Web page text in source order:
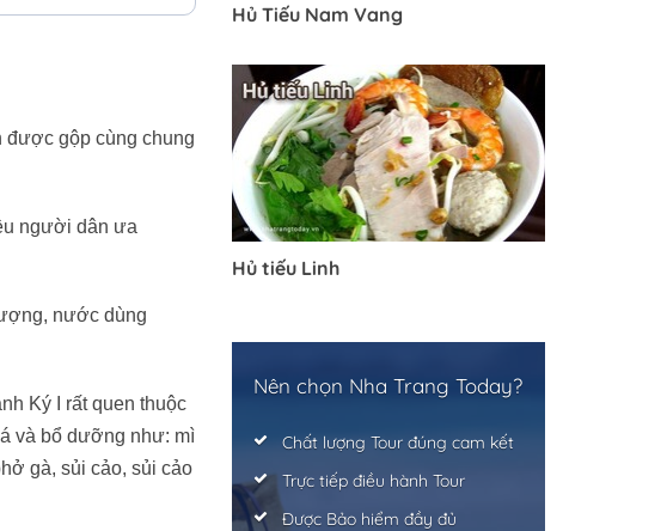
được gộp cùng chung
người dân ưa
nước dùng
Ký I rất quen thuộc
và bổ dưỡng như: mì
gà, sủi cảo, sủi cảo
Hủ Tiếu Nam Vang
Hủ tiếu Linh
Nên chọn Nha Trang Today?
Chất lượng Tour đúng cam kết
Trực tiếp điều hành Tour
Được Bảo hiểm đầy đủ